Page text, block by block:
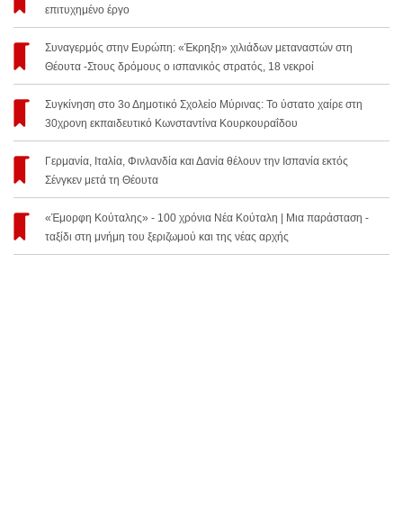
επιτυχημένο έργο
Συναγερμός στην Ευρώπη: «Έκρηξη» χιλιάδων μεταναστών στη
Θέουτα -Στους δρόμους ο ισπανικός στρατός, 18 νεκροί
Συγκίνηση στο 3ο Δημοτικό Σχολείο Μύρινας: Το ύστατο χαίρε στη
30χρονη εκπαιδευτικό Κωνσταντίνα Κουρκουραΐδου
Γερμανία, Ιταλία, Φινλανδία και Δανία θέλουν την Ισπανία εκτός
Σένγκεν μετά τη Θέουτα
«Έμορφη Κούταλης» - 100 χρόνια Νέα Κούταλη | Μια παράσταση -
ταξίδι στη μνήμη του ξεριζωμού και της νέας αρχής